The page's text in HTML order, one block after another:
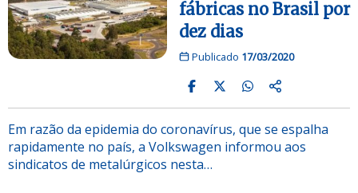
fábricas no Brasil por
dez dias
Publicado 17/03/2020
Em razão da epidemia do coronavírus, que se espalha
rapidamente no país, a Volkswagen informou aos
sindicatos de metalúrgicos nesta…